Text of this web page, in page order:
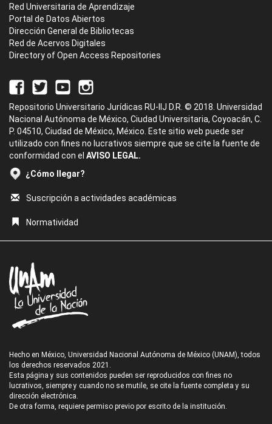
Red Universitaria de Aprendizaje
Portal de Datos Abiertos
Dirección General de Bibliotecas
Red de Acervos Digitales
Directory of Open Access Repositories
Repositorio Universitario Jurídicas RU-IIJ D.R. © 2018. Universidad
Nacional Autónoma de México, Ciudad Universitaria, Coyoacán, C.
P. 04510, Ciudad de México, México. Este sitio web puede ser
utilizado con fines no lucrativos siempre que se cite la fuente de
conformidad con el AVISO LEGAL.
¿Cómo llegar?
Suscripción a actividades académicas
Normatividad
Hecho en México, Universidad Nacional Autónoma de México (UNAM), todos
los derechos reservados 2021.
Esta página y sus contenidos pueden ser reproducidos con fines no
lucrativos, siempre y cuando no se mutile, se cite la fuente completa y su
dirección electrónica.
De otra forma, requiere permiso previo por escrito de la institución.